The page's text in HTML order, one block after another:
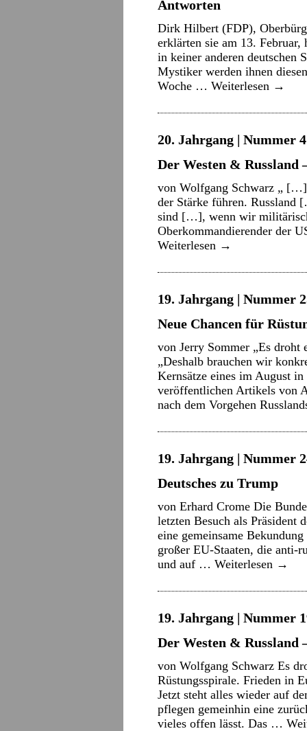
Antworten
Dirk Hilbert (FDP),
erklärten sie am 13.
in keiner anderen deutschen
Mystiker werden ihnen
Woche … Weiterlesen →
20. Jahrgang | Nummer
Der Westen & Russland
von Wolfgang Schwarz „
der Stärke führen.
sind […], wenn wir
Oberkommandierender der
Weiterlesen →
19. Jahrgang | Nummer
Neue Chancen für
von Jerry Sommer „Es droht
„Deshalb brauchen wir
Kernsätze eines im August
veröffentlichen Artikels von
nach dem Vorgehen
19. Jahrgang | Nummer
Deutsches zu Trump
von Erhard Crome Die
letzten Besuch als Präsident
eine gemeinsame
großer EU-Staaten, die anti-
und auf … Weiterlesen →
19. Jahrgang | Nummer
Der Westen & Russland
von Wolfgang Schwarz Es
Rüstungsspirale. Frieden in
Jetzt steht alles wieder auf
pflegen gemeinhin eine
vieles offen lässt. Das …